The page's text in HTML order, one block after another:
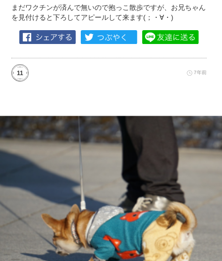
まだワクチンが済んで無いので抱っこ散歩ですが、お兄ちゃん
を見付けると下ろしてアピールして来ます(；・∀・)
11 7年前